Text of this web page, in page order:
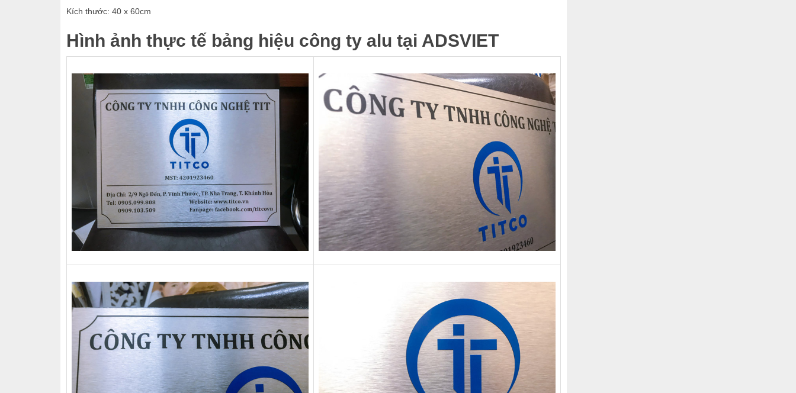
Kích thước: 40 x 60cm
Hình ảnh thực tế bảng hiệu công ty alu tại ADSVIET